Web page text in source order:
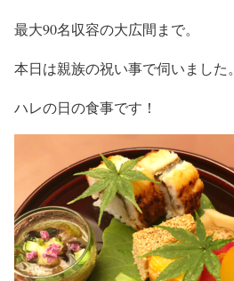
最大90名収容の大広間まで。
本日は親族の祝い事で伺いました。
ハレの日の食事です！